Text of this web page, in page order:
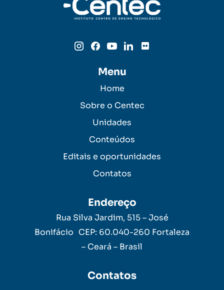
Menu
Home
Sobre o Centec
Unidades
Conteúdos
Editais e oportunidades
Contatos
Endereço
Rua Silva Jardim, 515 – José
Bonifácio CEP: 60.040-260 Fortaleza
– Ceará – Brasil
Contatos